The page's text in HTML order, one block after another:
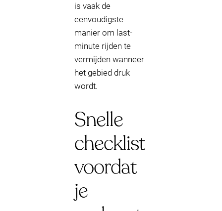
is vaak de
eenvoudigste
manier om last-
minute rijden te
vermijden wanneer
het gebied druk
wordt.
Snelle
checklist
voordat
je